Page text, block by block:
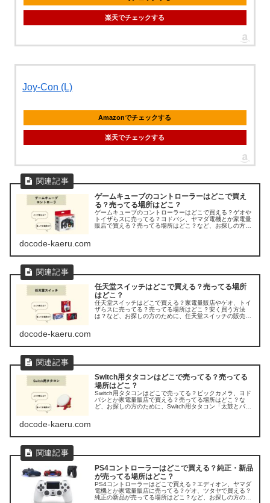
楽天でチェックする
Joy-Con (L)
Amazonでチェックする
楽天でチェックする
ゲームキューブのコントローラーはどこで買え
る？売ってる場所はどこ？
ゲームキューブのコントローラーはどこで買える？ゲオや
トイザらスに売ってる？ヨドバシ、ヤマダ電機とか家電量
販店で買える？売ってる場所はどこ？など、お探しの方の
docode-kaeru.com
任天堂スイッチはどこで買える？売ってる場所
はどこ？
任天堂スイッチはどこで買える？家電量販店やゲオ、トイ
ザらスに売ってる？売ってる場所はどこ？安く買う方法
は？など、お探しの方のために、任天堂スイッチの販売店
docode-kaeru.com
Switch用タタコンはどこで売ってる？売ってる
場所はどこ？
Switch用タタコンはどこで売ってる？ビックカメラ、ヨド
バシとか家電量販店で買える？売ってる場所はどこ？な
ど、お探しの方のために、Switch用タタコン「太鼓とバチ
docode-kaeru.com
PS4コントローラーはどこで買える？純正・新品
が売ってる場所はどこ？
PS4コントローラーはどこで買える？エディオン、ヤマダ
電機とか家電量販店に売ってる？ゲオ、ツタヤで買える？
純正の新品が売ってる場所はどこ？など、お探しの方のた